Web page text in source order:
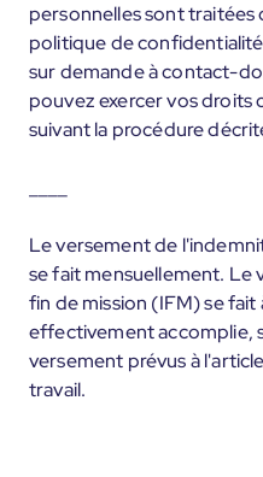
personnelles sont
politique de
sur demande à contact-
pouvez exercer vos droits
suivant la procédure
Le versement de
se fait mensuellement. Le
fin de mission (IFM) se fait
effectivement accomplie,
versement prévus à
travail.